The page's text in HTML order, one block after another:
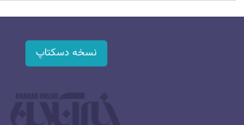
نسخه دسکتاپ